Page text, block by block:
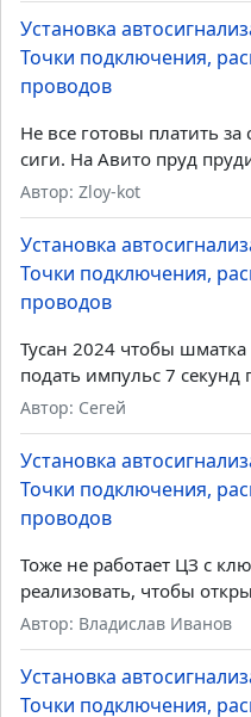
Установка
Точки подключения,
проводов
Не все готовы платить
сиги. На Авито пруд
Автор: Zloy-kot
Установка
Точки подключения,
проводов
Тусан 2024 чтобы
подать импульс 7 секунд
Автор: Сегей
Установка
Точки подключения,
проводов
Тоже не работает ЦЗ с
реализовать, чтобы
Автор: Владислав Иванов
Установка
Точки подключения,